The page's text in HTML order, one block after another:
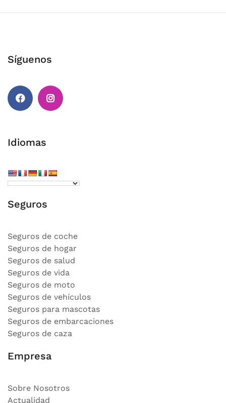
Síguenos
Idiomas
Seguros
Seguros de coche
Seguros de hogar
Seguros de salud
Seguros de vida
Seguros de moto
Seguros de vehículos
Seguros para mascotas
Seguros de embarcaciones
Seguros de caza
Empresa
Sobre Nosotros
Actualidad